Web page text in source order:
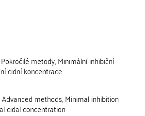
metody, Minimální inhibiční
cidní koncentrace
methods, Minimal inhibition
cidal concentration